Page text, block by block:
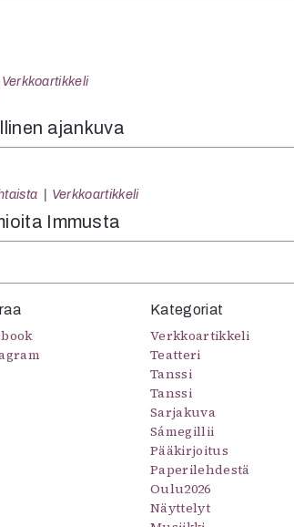
Verkkoartikkeli
ajankuva
Verkkoartikkeli
Immusta
Kategoriat
Verkkoartikkeli
Teatteri
Tanssi
Tanssi
Sarjakuva
Sámegillii
Pääkirjoitus
Paperilehdestä
Oulu2026
Näyttelyt